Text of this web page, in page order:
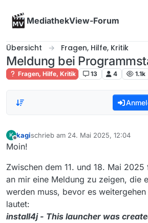
MediathekView-Forum
Übersicht Fragen, Hilfe, Kritik
Meldung bei
Fragen, Hilfe, Kritik 13 4 1.1k
K
Offline
kagischrieb am 24. Mai 2025, 12:04
zuletzt editiert von
Moin!
Zwischen dem 11. und 18. Mai
an mir eine Meldung zu zeigen, die
werden muss, bevor es
lautet:
install4j - This launcher was